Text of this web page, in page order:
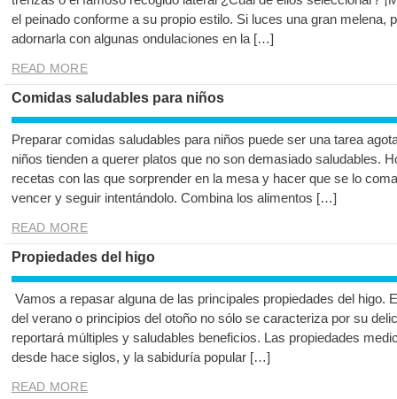
el peinado conforme a su propio estilo. Si luces una gran melena,
adornarla con algunas ondulaciones en la […]
READ MORE
Comidas saludables para niños
Preparar comidas saludables para niños puede ser una tarea
niños tienden a querer platos que no son demasiado saludables.
recetas con las que sorprender en la mesa y hacer que se lo
vencer y seguir intentándolo. Combina los alimentos […]
READ MORE
Propiedades del higo
Vamos a repasar alguna de las principales propiedades del higo.
del verano o principios del otoño no sólo se caracteriza por su
reportará múltiples y saludables beneficios. Las propiedades
desde hace siglos, y la sabiduría popular […]
READ MORE